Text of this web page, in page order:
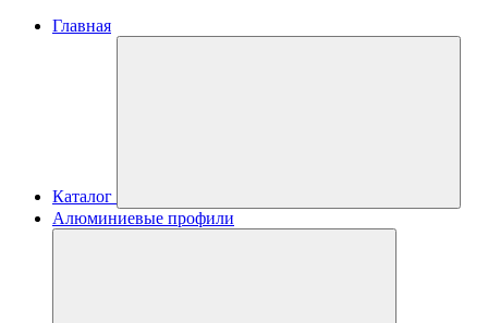
Главная
Каталог
Алюминиевые профили